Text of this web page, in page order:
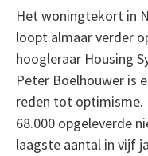
Het woningtekort in
loopt almaar verder
hoogleraar Housing
Peter Boelhouwer is
reden tot optimisme.
68.000 opgeleverde
laagste aantal in vijf